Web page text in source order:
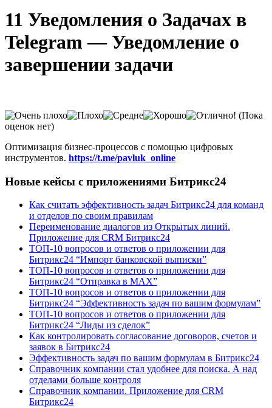
11 Уведомления о Задачах в
Telegram — Уведомление о
завершении задачи
(Пока
оценок нет)
Оптимизация бизнес-процессов с помощью цифровых
инструментов. https://t.me/pavluk_online
Новые кейсы с приложениями Битрикс24
Как считать эффективность задач Битрикс24 для команд
и отделов по своим правилам
Переименование диалогов из Открытых линий.
Приложение для CRM Битрикс24
ТОП-10 вопросов и ответов о приложении для
Битрикс24 “Импорт банковской выписки”
ТОП-10 вопросов и ответов о приложении для
Битрикс24 “Отправка в МАХ”
ТОП-10 вопросов и ответов о приложении для
Битрикс24 “Эффективность задач по вашим формулам”
ТОП-10 вопросов и ответов о приложении для
Битрикс24 “Лиды из сделок”
Как контролировать согласование договоров, счетов и
заявок в Битрикс24
Эффективность задач по вашим формулам в Битрикс24
Справочник компании стал удобнее для поиска. А над
отделами больше контроля
Справочник компании. Приложение для CRM
Битрикс24